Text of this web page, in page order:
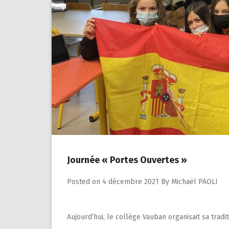
Journée « Portes Ouvertes »
Posted on 4 décembre 2021 By Michaël PAOLI
Aujourd’hui, le collège Vauban organisait sa